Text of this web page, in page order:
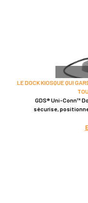
LE DOCK KIOSQUE QUI
GDS® Uni-Conn™
sécurise,